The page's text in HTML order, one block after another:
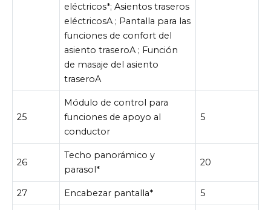
eléctricos*; Asientos traseros
eléctricosA ; Pantalla para las
funciones de confort del
asiento traseroA ; Función
de masaje del asiento
traseroA
25
Módulo de control para
funciones de apoyo al
conductor
5
26
Techo panorámico y
parasol*
20
27 Encabezar pantalla* 5